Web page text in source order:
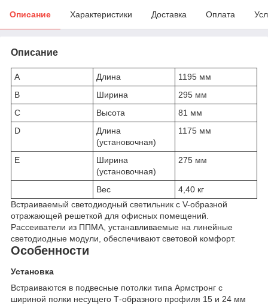
Описание Характеристики Доставка Оплата
Описание
A Длина
1195 мм
B
Ширина
295 мм
C
Высота
81 мм
D
Длина
(установочная)
1175 мм
E
Ширина
(установочная)
275 мм
Вес
4,40 кг
Встраиваемый светодиодный светильник с V-образной
отражающей решеткой для офисных помещений.
Рассеиватели из ППМА, устанавливаемые на линейные
светодиодные модули, обеспечивают световой комфорт.
Особенности
Установка
Встраиваются в подвесные потолки типа Армстронг с
шириной полки несущего Т-образного профиля 15 и 24 мм